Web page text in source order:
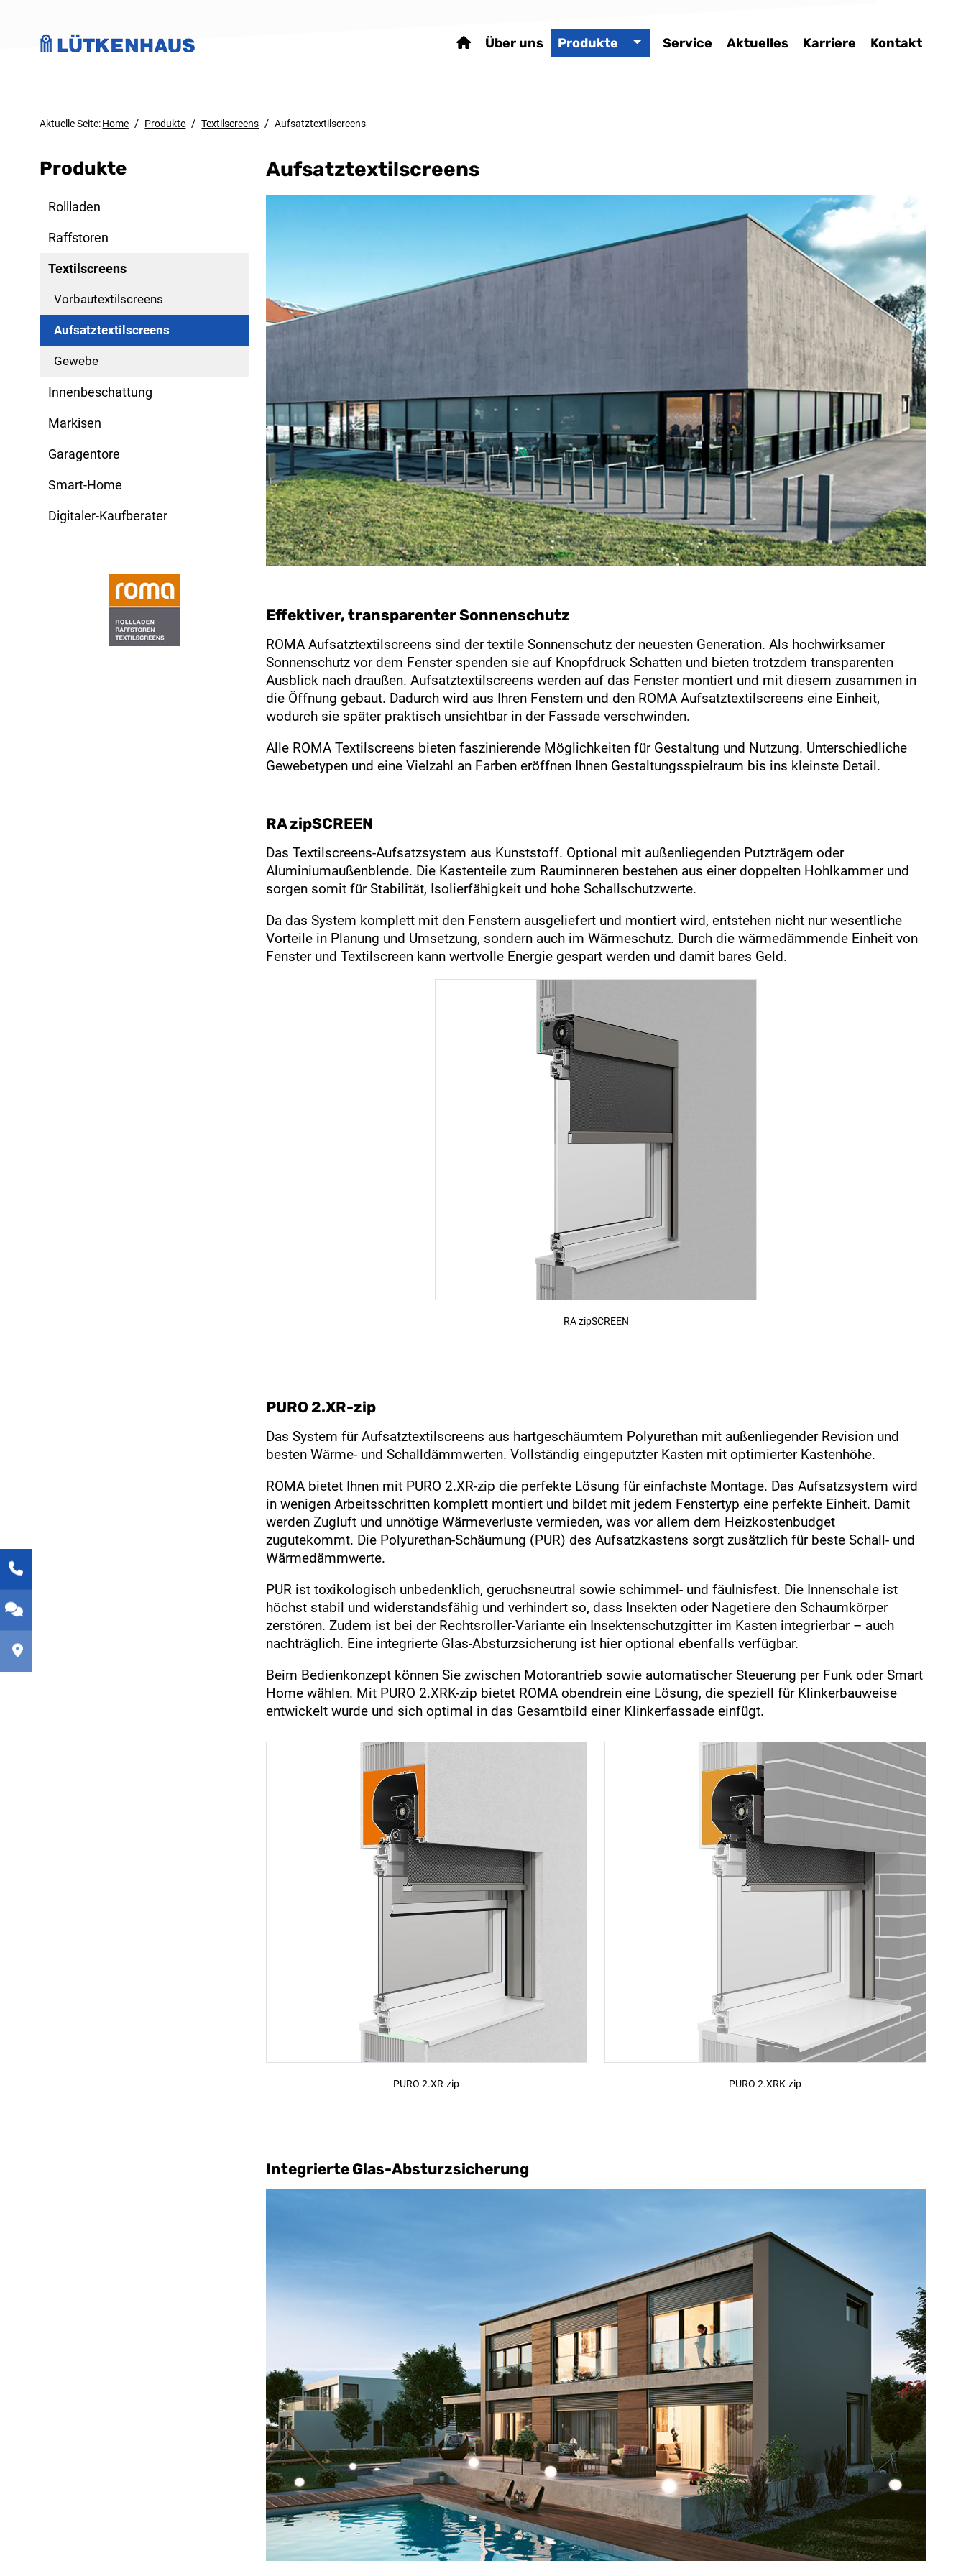
Über uns Produkte Service Aktuelles Karriere Kontakt
Aktuelle Seite:Home / Produkte / Textilscreens / Aufsatztextilscreens
Produkte
Rollladen
Raffstoren
Textilscreens
Vorbautextilscreens
Aufsatztextilscreens
Gewebe
Innenbeschattung
Markisen
Garagentore
Smart-Home
Digitaler-Kaufberater
Aufsatztextilscreens
Effektiver, transparenter Sonnenschutz
ROMA Aufsatztextilscreens sind der textile Sonnenschutz der neuesten Generation. Als hochwirksamer
Sonnenschutz vor dem Fenster spenden sie auf Knopfdruck Schatten und bieten trotzdem transparenten
Ausblick nach draußen. Aufsatztextilscreens werden auf das Fenster montiert und mit diesem zusammen in
die Öffnung gebaut. Dadurch wird aus Ihren Fenstern und den ROMA Aufsatztextilscreens eine Einheit,
wodurch sie später praktisch unsichtbar in der Fassade verschwinden.
Alle ROMA Textilscreens bieten faszinierende Möglichkeiten für Gestaltung und Nutzung. Unterschiedliche
Gewebetypen und eine Vielzahl an Farben eröffnen Ihnen Gestaltungsspielraum bis ins kleinste Detail.
RA zipSCREEN
Das Textilscreens-Aufsatzsystem aus Kunststoff. Optional mit außenliegenden Putzträgern oder
Aluminiumaußenblende. Die Kastenteile zum Rauminneren bestehen aus einer doppelten Hohlkammer und
sorgen somit für Stabilität, Isolierfähigkeit und hohe Schallschutzwerte.
Da das System komplett mit den Fenstern ausgeliefert und montiert wird, entstehen nicht nur wesentliche
Vorteile in Planung und Umsetzung, sondern auch im Wärmeschutz. Durch die wärmedämmende Einheit von
Fenster und Textilscreen kann wertvolle Energie gespart werden und damit bares Geld.
RA zipSCREEN
PURO 2.XR-zip
Das System für Aufsatztextilscreens aus hartgeschäumtem Polyurethan mit außenliegender Revision und
besten Wärme- und Schalldämmwerten. Vollständig eingeputzter Kasten mit optimierter Kastenhöhe.
ROMA bietet Ihnen mit PURO 2.XR-zip die perfekte Lösung für einfachste Montage. Das Aufsatzsystem wird
in wenigen Arbeitsschritten komplett montiert und bildet mit jedem Fenstertyp eine perfekte Einheit. Damit
werden Zugluft und unnötige Wärmeverluste vermieden, was vor allem dem Heizkostenbudget
zugutekommt. Die Polyurethan-Schäumung (PUR) des Aufsatzkastens sorgt zusätzlich für beste Schall- und
Wärmedämmwerte.
PUR ist toxikologisch unbedenklich, geruchsneutral sowie schimmel- und fäulnisfest. Die Innenschale ist
höchst stabil und widerstandsfähig und verhindert so, dass Insekten oder Nagetiere den Schaumkörper
zerstören. Zudem ist bei der Rechtsroller-Variante ein Insektenschutzgitter im Kasten integrierbar – auch
nachträglich. Eine integrierte Glas-Absturzsicherung ist hier optional ebenfalls verfügbar.
Beim Bedienkonzept können Sie zwischen Motorantrieb sowie automatischer Steuerung per Funk oder Smart
Home wählen. Mit PURO 2.XRK-zip bietet ROMA obendrein eine Lösung, die speziell für Klinkerbauweise
entwickelt wurde und sich optimal in das Gesamtbild einer Klinkerfassade einfügt.
PURO 2.XR-zip PURO 2.XRK-zip
Integrierte Glas-Absturzsicherung